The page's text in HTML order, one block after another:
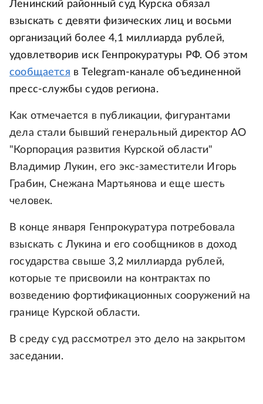
Ленинский районный суд Курска обязал
взыскать с девяти физических лиц и восьми
организаций более 4,1 миллиарда рублей,
удовлетворив иск Генпрокуратуры РФ. Об этом
сообщается в Telegram-канале объединенной
пресс-службы судов региона.
Как отмечается в публикации, фигурантами
дела стали бывший генеральный директор АО
"Корпорация развития Курской области"
Владимир Лукин, его экс-заместители Игорь
Грабин, Снежана Мартьянова и еще шесть
человек.
В конце января Генпрокуратура потребовала
взыскать с Лукина и его сообщников в доход
государства свыше 3,2 миллиарда рублей,
которые те присвоили на контрактах по
возведению фортификационных сооружений на
границе Курской области.
В среду суд рассмотрел это дело на закрытом
заседании.